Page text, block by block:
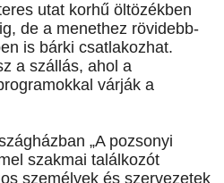
utat korhű öltözékben
de a menethez rövidebb-
is bárki csatlakozhat.
a szállás, ahol a
várják a
„A pozsonyi
szakmai találkozót
személyek és szervezetek